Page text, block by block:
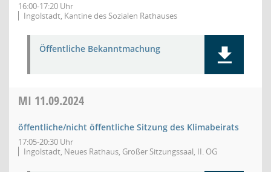
16:00-17:20 Uhr
Ingolstadt, Kantine des Sozialen Rathauses
Öffentliche Bekanntmachung
MI 11.09.2024
öffentliche/nicht öffentliche Sitzung des Klimabeirats
17:05-20:30 Uhr
Ingolstadt, Neues Rathaus, Großer Sitzungssaal, II. OG